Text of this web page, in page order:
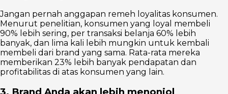
Jangan pernah anggapan remeh loyalitas konsumen.
Menurut penelitian, konsumen yang loyal membeli
90% lebih sering, per transaksi belanja 60% lebih
banyak, dan lima kali lebih mungkin untuk kembali
membeli dari brand yang sama. Rata-rata mereka
memberikan 23% lebih banyak pendapatan dan
profitabilitas di atas konsumen yang lain.